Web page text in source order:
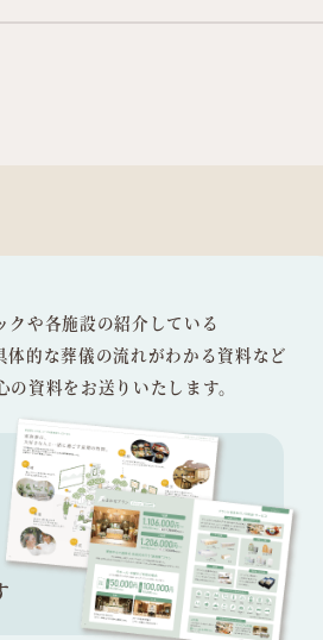
クや各施設の紹介している
体的な葬儀の流れがわかる資料など
資料をお送りいたします。